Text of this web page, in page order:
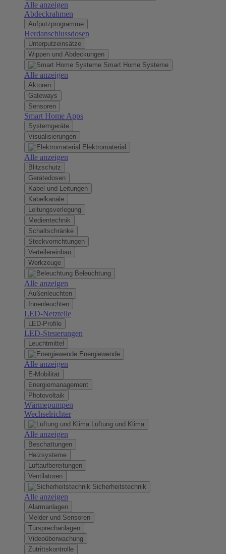
Alle anzeigen
Abdeckrahmen
Aufputzprogramme
Herdanschlussdosen
Unterputzeinsätze
Wippen und Abdeckungen
Smart Home Systeme
Alle anzeigen
Aktoren
Gateways
Sensoren
Smart Home Apps
Systemgeräte
Visualisierungen
Elektromaterial
Alle anzeigen
Blitzschutz
Gerätedosen
Kabel und Leitungen
Kabelkanäle
Leitungsverlegung
Medientechnik
Schaltschränke
Steckvorrichtungen
Verteilereinbau
Werkzeuge
Beleuchtung
Alle anzeigen
Außenleuchten
Innenleuchten
LED-Netzteile
LED-Profile
LED-Steuerungen
Leuchtmittel
Energiewende
Alle anzeigen
E-Mobilität
Energiemanagement
Photovoltaik
Wärmepumpen
Wechselrichter
Lüftung und Klima
Alle anzeigen
Beschattungen
Heizsysteme
Luftaufbereitungen
Ventilatoren
Sicherheitstechnik
Alle anzeigen
Alarmanlagen
Melder und Sensoren
Türsprechanlagen
Videoüberwachung
Zutrittskontrolle